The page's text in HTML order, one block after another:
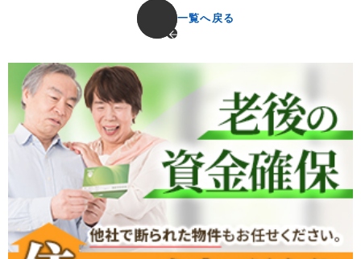
一覧へ戻る